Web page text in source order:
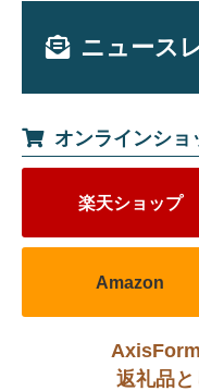
ニュース
オンラインショ
楽天ショップ
Amazon
返礼品と